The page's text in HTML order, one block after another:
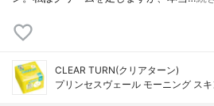
CLEAR TURN(クリアターン)
プリンセスヴェール モーニング ス